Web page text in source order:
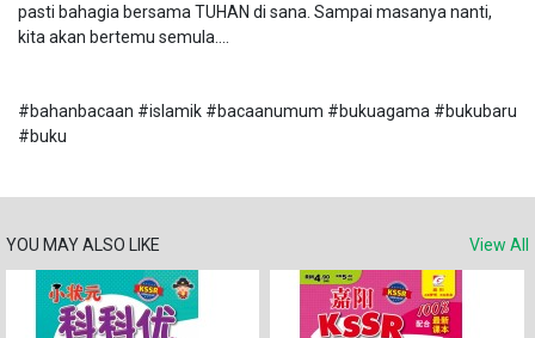
pasti bahagia bersama TUHAN di sana. Sampai masanya nanti,
kita akan bertemu semula....
#bahanbacaan #islamik #bacaanumum #bukuagama #bukubaru
#buku
YOU MAY ALSO LIKE View All